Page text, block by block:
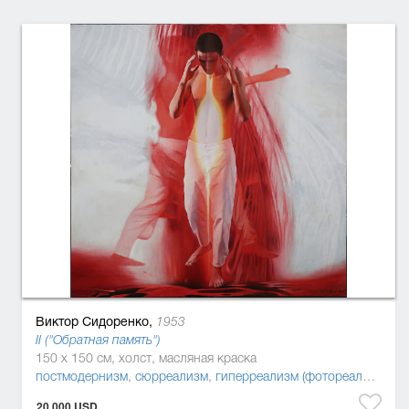
Виктор Сидоренко, 1953
II ("Обратная память")
150 x 150 см, холст, масляная краска
постмодернизм, сюрреализм, гиперреализм (фотореализм, суперреализм)